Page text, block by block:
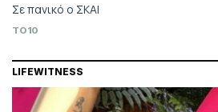
Σε πανικό ο ΣΚΑΙ
TO10
LIFEWITNESS